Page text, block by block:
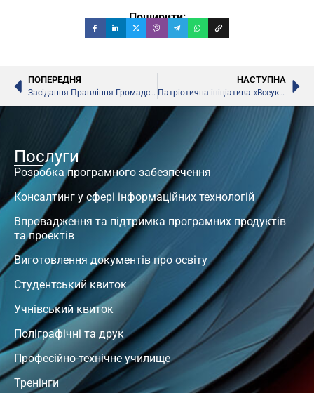
Поширити:
ПОПЕРЕДНЯ
Засідання Правління Громадської ради при МОН
НАСТУПНА
Патріотична ініціатива «Всеукраїнська хвиля доброти»
Послуги
Розробка програмного забезпечення
Консалтинг у сфері інформаційних технологій
Впровадження та підтримка програмних продуктів
та проектів
Виготовлення документів про освіту
Студентський квиток
Учнівський квиток
Поліграфічні та друк
Професійно-технічне училище
Тренінги